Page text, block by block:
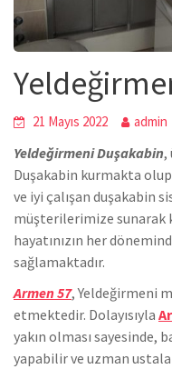
21 Mayıs 2022 admin
Yeldeğirmeni Duşakabin,
Duşakabin kurmakta
ve iyi çalışan duşakabin
müşterilerimize sunarak
hayatınızın her
sağlamaktadır.
Armen 57, Yeldeğirmeni
etmektedir. Dolayısıyla
yakın olması sayesinde,
yapabilir ve uzman